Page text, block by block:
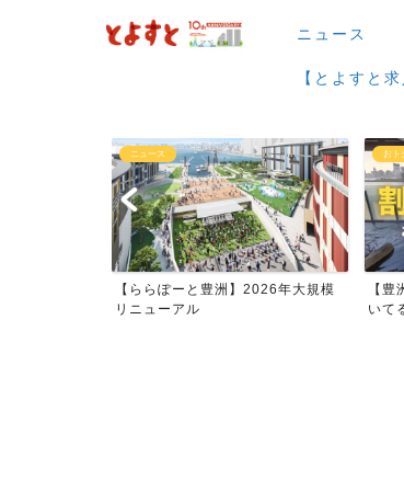
ニュース
【とよすと求
ニュース
【ららぽーと豊洲】2026年大規模
リニューアル
おト
【
いて